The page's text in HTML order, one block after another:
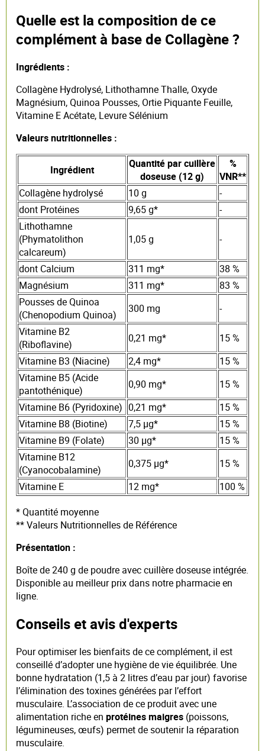
Quelle est la composition de ce
complément à base de Collagène ?
Ingrédients :
Collagène Hydrolysé, Lithothamne Thalle, Oxyde
Magnésium, Quinoa Pousses, Ortie Piquante Feuille,
Vitamine E Acétate, Levure Sélénium
Valeurs nutritionnelles :
Ingrédient
Quantité par cuillère
doseuse (12 g)
%
VNR**
Collagène hydrolysé
10 g
-
dont Protéines
9,65 g*
-
Lithothamne
(Phymatolithon
calcareum)
1,05 g -
dont Calcium 311 mg*
38 %
Magnésium
311 mg*
83 %
Pousses de Quinoa
(Chenopodium Quinoa)
300 mg
-
Vitamine B2
(Riboflavine)
0,21 mg*
15 %
Vitamine B3 (Niacine)
2,4 mg*
15 %
Vitamine B5 (Acide
pantothénique)
0,90 mg*
15 %
Vitamine B6 (Pyridoxine) 0,21 mg*
15 %
Vitamine B8 (Biotine)
7,5 µg*
15 %
Vitamine B9 (Folate)
30 µg*
15 %
Vitamine B12
(Cyanocobalamine)
0,375 µg*
15 %
Vitamine E
12 mg*
100 %
* Quantité moyenne
** Valeurs Nutritionnelles de Référence
Présentation :
Boîte de 240 g de poudre avec cuillère doseuse intégrée.
Disponible au meilleur prix dans notre pharmacie en
ligne.
Conseils et avis d'experts
Pour optimiser les bienfaits de ce complément, il est
conseillé d’adopter une hygiène de vie équilibrée. Une
bonne hydratation (1,5 à 2 litres d’eau par jour) favorise
l’élimination des toxines générées par l’effort
musculaire. L’association de ce produit avec une
alimentation riche en protéines maigres (poissons,
légumineuses, œufs) permet de soutenir la réparation
musculaire.